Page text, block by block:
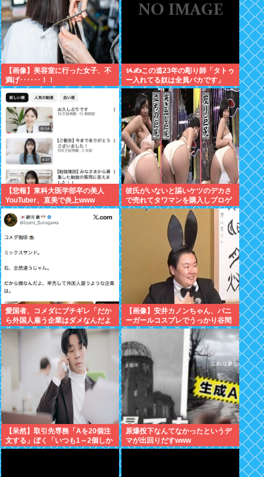
【画像】美容室に行った女子、不
満げ･･････！！
ᝰ✍この道23年の彫り師「タトゥ
ー入れてる奴は全員バカです」
【悲報】東科大医学部卒の美人
YouTuber、直美で炎上www
彼氏がいないと謳いケツのデカさ
で売れてタワマンを購入しプロゲ
ーマーと結婚したグラドル、息子
が「自閉スペクトラム症」と診断
愛国者、コメダにブチギレ「だか
ら外国人雇う企業はダメなんだよ
」
【画像】安井カノンちゃん、バニ
ーガールコスプレでうっかり谷間
が見えてしまう
【呆然】取引先専務「Aを20個注
文する」ぼく「いつも1～2個しか
使わないけど本当に20であって
原爆投下なんてなかったというデ
マが出回りだすwww